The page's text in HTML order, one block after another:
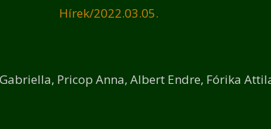
Hírek/2022.03.05.
Pricop Anna, Albert Endre, Fórika